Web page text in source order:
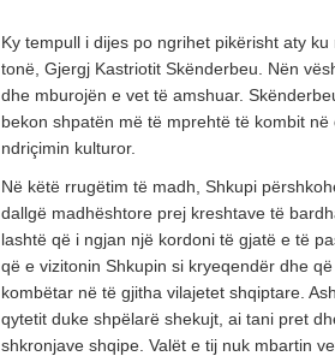
Ky tempull i dijes po ngrihet pikërisht aty
tonë, Gjergj Kastriotit Skënderbeu. Nën
dhe mburojën e vet të amshuar.
bekon shpatën më të mprehtë të kombit
ndriçimin kulturor.
Në këtë rrugëtim të madh, Shkupi
dallgë madhështore prej kreshtave të
lashtë që i ngjan një kordoni të gjatë e të
që e vizitonin Shkupin si kryeqendër dhe
kombëtar në të gjitha vilajetet shqiptare.
qytetit duke shpëlarë shekujt, ai tani pret
shkronjave shqipe. Valët e tij nuk mbartin